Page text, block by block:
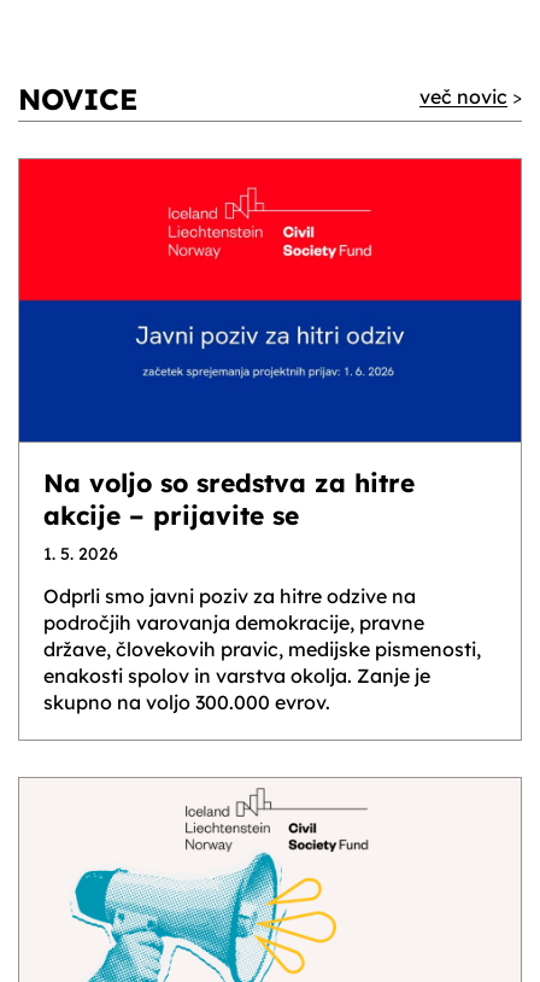
NOVICE več novic >
Na voljo so sredstva za hitre
akcije – prijavite se
1. 5. 2026
Odprli smo javni poziv za hitre odzive na
področjih varovanja demokracije, pravne
države, človekovih pravic, medijske pismenosti,
enakosti spolov in varstva okolja. Zanje je
skupno na voljo 300.000 evrov.